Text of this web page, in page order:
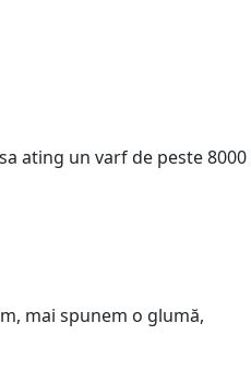
ating un varf de peste 8000
mai spunem o glumă,